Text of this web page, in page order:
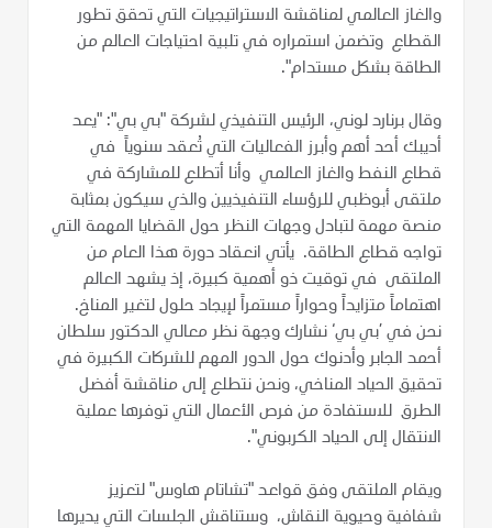
والغاز العالمي لمناقشة الاستراتيجيات التي تحقق تطور
القطاع وتضمن استمراره في تلبية احتياجات العالم من
الطاقة بشكل مستدام".
وقال برنارد لوني، الرئيس التنفيذي لشركة "بي بي": "يعد
أديبك أحد أهم وأبرز الفعاليات التي تُعقد سنوياً في
قطاع النفط والغاز العالمي وأنا أتطلع للمشاركة في
ملتقى أبوظبي للرؤساء التنفيذيين والذي سيكون بمثابة
منصة مهمة لتبادل وجهات النظر حول القضايا المهمة التي
تواجه قطاع الطاقة. يأتي انعقاد دورة هذا العام من
الملتقى في توقيت ذو أهمية كبيرة، إذ يشهد العالم
اهتماماً متزايداً وحواراً مستمراً لإيجاد حلول لتغير المناخ.
نحن في ’بي بي‘ نشارك وجهة نظر معالي الدكتور سلطان
أحمد الجابر وأدنوك حول الدور المهم للشركات الكبيرة في
تحقيق الحياد المناخي، ونحن نتطلع إلى مناقشة أفضل
الطرق للاستفادة من فرص الأعمال التي توفرها عملية
الانتقال إلى الحياد الكربوني".
ويقام الملتقى وفق قواعد "تشاتام هاوس" لتعزيز
شفافية وحيوية النقاش، وستناقش الجلسات التي يديرها